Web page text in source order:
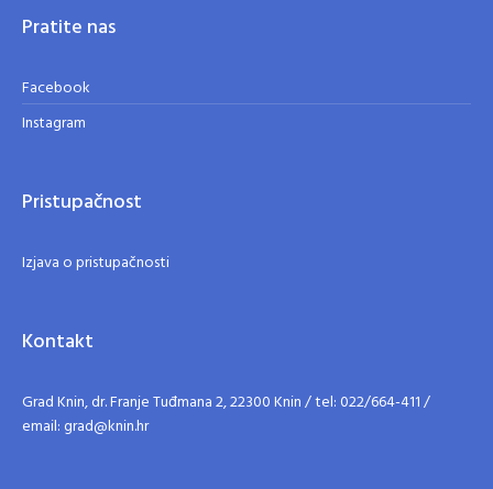
Pratite nas
Facebook
Instagram
Pristupačnost
Izjava o pristupačnosti
Kontakt
Grad Knin, dr. Franje Tuđmana 2, 22300 Knin / tel: 022/664-411 /
email: grad@knin.hr